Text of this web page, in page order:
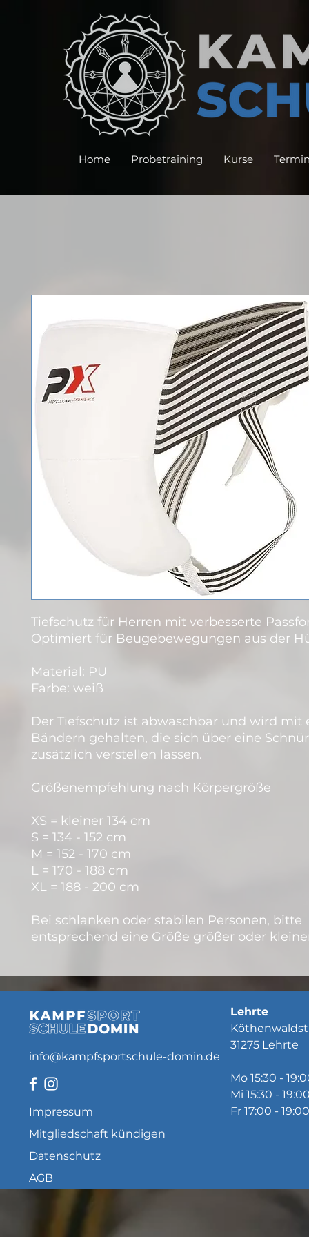
Home Probetraining Kurse
Tiefschutz für Herren mit verbesserte
Optimiert für Beugebewegungen aus der
Material: PU
Farbe: weiß
Der Tiefschutz ist abwaschbar und wird mit
Bändern gehalten, die sich über eine
zusätzlich verstellen lassen.
Größenempfehlung nach Körpergröße
XS = kleiner 134 cm
S = 134 - 152 cm
M = 152 - 170 cm
L = 170 - 188 cm
XL = 188 - 200 cm
Bei schlanken oder stabilen Personen, bitte
entsprechend eine Größe größer oder
info@kampfsportschule-domin.de
Impressum
Mitgliedschaft kündigen
Datenschutz
AGB
Lehrte
31275 Lehrte
Mo 15:30 -
Mi 15:30 -
Fr 17:00 -